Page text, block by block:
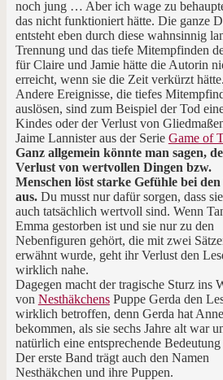
noch jung … Aber ich wage zu
das nicht funktioniert hätte. Die ganze
entsteht eben durch diese wahnsinnig
Trennung und das tiefe Mitempfinden
für Claire und Jamie hätte die Autorin
erreicht, wenn sie die Zeit verkürzt hätte.
Andere Ereignisse, die tiefes
auslösen, sind zum Beispiel der Tod
Kindes oder der Verlust von
Jaime Lannister aus der Serie Game of
Ganz allgemein könnte man sagen,
Verlust von wertvollen Dingen bzw.
Menschen löst starke Gefühle bei
aus.Du musst nur dafür sorgen, dass
auch tatsächlich wertvoll sind. Wenn
Emma gestorben ist und sie nur zu den
Nebenfiguren gehört, die mit zwei
erwähnt wurde, geht ihr Verlust den
wirklich nahe.
Dagegen macht der tragische Sturz ins
von NesthäkchensPuppe Gerda den
wirklich betroffen, denn Gerda hat
bekommen, als sie sechs Jahre alt war
natürlich eine entsprechende
Der erste Band trägt auch den Namen
Nesthäkchen und ihre Puppen.